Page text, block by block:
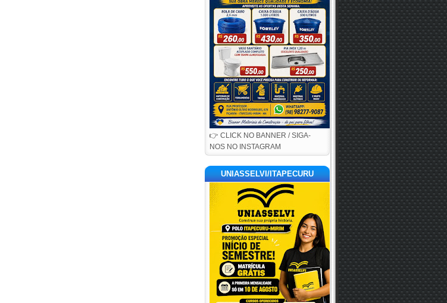
👉 CLICK NO BANNER / SIGA-
NOS NO INSTAGRAM
UNIASSELVI/ITAPECURU